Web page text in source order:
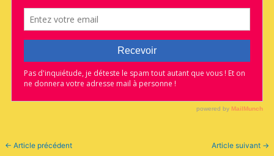
← Article précédent Article suivant →